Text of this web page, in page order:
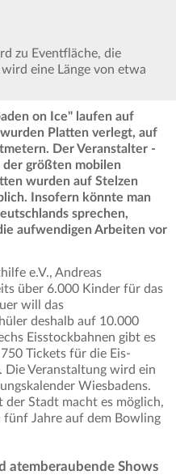
zu Eventfläche, die
eine Länge von etwa
on Ice" laufen auf
Platten verlegt, auf
Der Veranstalter -
größten mobilen
wurden auf Stelzen
Insofern könnte man
sprechen,
aufwendigen Arbeiten vor
e.V., Andreas
über 6.000 Kinder für das
will das
deshalb auf 10.000
Eisstockbahnen gibt es
Tickets für die Eis-
Veranstaltung wird ein
Wiesbadens.
Stadt macht es möglich,
fünf Jahre auf dem Bowling
atemberaubende Shows